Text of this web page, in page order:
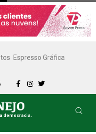
Espresso Gráfica
democracia.